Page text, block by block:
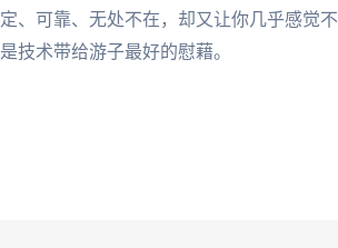
、可靠、无处不在，却又让你几乎感觉不
技术带给游子最好的慰藉。